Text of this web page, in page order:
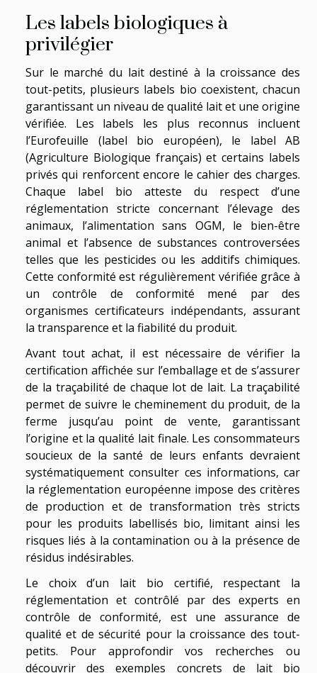
Les labels biologiques à
privilégier
Sur le marché du lait destiné à la croissance des
tout-petits, plusieurs labels bio coexistent, chacun
garantissant un niveau de qualité lait et une origine
vérifiée. Les labels les plus reconnus incluent
l’Eurofeuille (label bio européen), le label AB
(Agriculture Biologique français) et certains labels
privés qui renforcent encore le cahier des charges.
Chaque label bio atteste du respect d’une
réglementation stricte concernant l’élevage des
animaux, l’alimentation sans OGM, le bien-être
animal et l’absence de substances controversées
telles que les pesticides ou les additifs chimiques.
Cette conformité est régulièrement vérifiée grâce à
un contrôle de conformité mené par des
organismes certificateurs indépendants, assurant
la transparence et la fiabilité du produit.
Avant tout achat, il est nécessaire de vérifier la
certification affichée sur l’emballage et de s’assurer
de la traçabilité de chaque lot de lait. La traçabilité
permet de suivre le cheminement du produit, de la
ferme jusqu’au point de vente, garantissant
l’origine et la qualité lait finale. Les consommateurs
soucieux de la santé de leurs enfants devraient
systématiquement consulter ces informations, car
la réglementation européenne impose des critères
de production et de transformation très stricts
pour les produits labellisés bio, limitant ainsi les
risques liés à la contamination ou à la présence de
résidus indésirables.
Le choix d’un lait bio certifié, respectant la
réglementation et contrôlé par des experts en
contrôle de conformité, est une assurance de
qualité et de sécurité pour la croissance des tout-
petits. Pour approfondir vos recherches ou
découvrir des exemples concrets de lait bio